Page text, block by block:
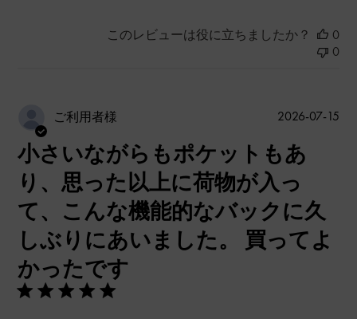
このレビューは役に立ちましたか？
0
0
ご利用者様
小さいながらもポケットもあ
り、思った以上に荷物が入っ
て、こんな機能的なバックに久
しぶりにあいました。 買ってよ
かったです
公
2026-07-15